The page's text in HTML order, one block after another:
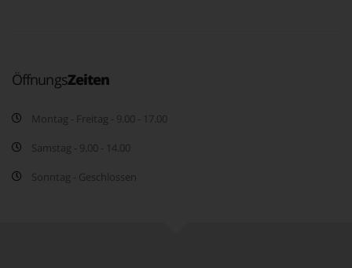
ÖffnungsZeiten
Montag - Freitag - 9.00 - 17.00
Samstag - 9.00 - 14.00
Sonntag - Geschlossen